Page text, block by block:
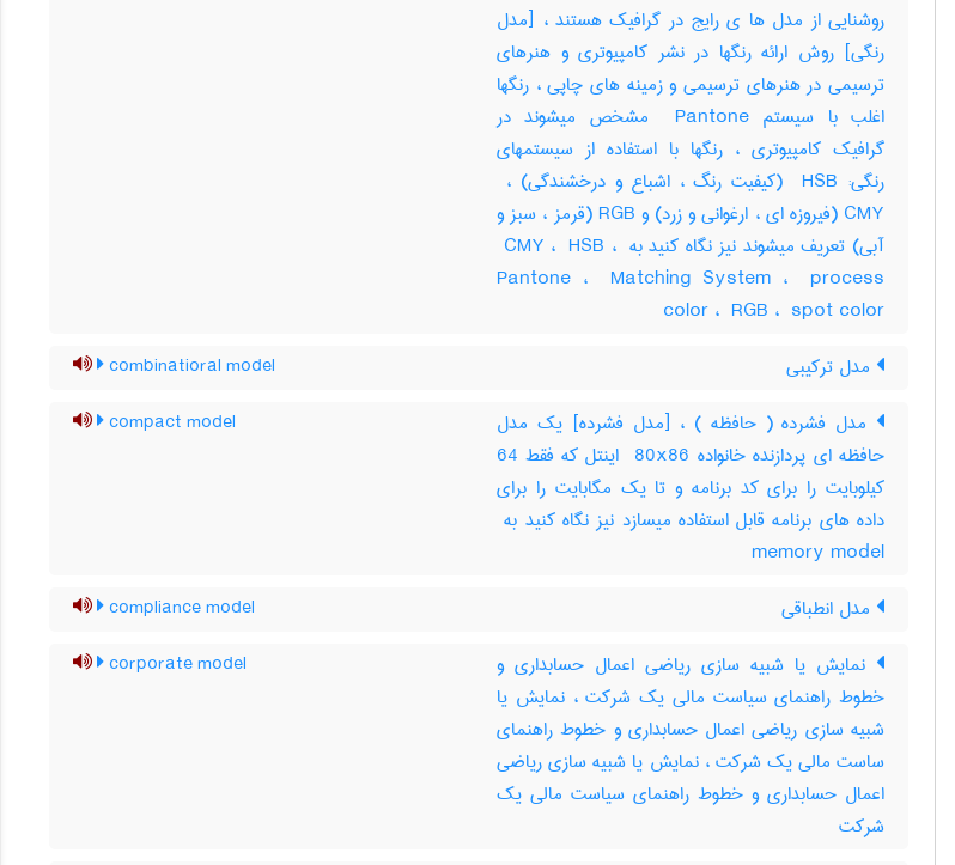
روشنایی از مدل ها ی رایج در گرافیک هستند ، [مدل
رنگی] روش ارائه رنگها در نشر کامپیوتری و هنرهای
ترسیمی در هنرهای ترسیمی و زمینه های چاپی ، رنگها
اغلب با سیستم ‎ Pantone مشخص میشوند در
گرافیک کامپیوتری ، رنگها با استفاده از سیستمهای
CMY (فیروزه ای ، ارغوانی و زرد) و ‎RGB (قرمز ، سبز و
آبی) تعریف میشوند نیز نگاه کنید به ‎ CMY ، ‎ HSB ، ‎
Pantone ، ‎ Matching System ، ‎ process
color ، ‎ RGB ، ‎ spot color
مدل ترکیبی combinatioral model
مدل فشرده ( حافظه ) ، [مدل فشرده] یک مدل
حافظه ای پردازنده خانواده ‎ 80x86 اینتل که فقط ‎64
کیلوبایت را برای کد برنامه و تا یک مگابایت را برای
memory model
compact model
مدل انطباقی compliance model
نمایش یا شبیه سازی ریاضی اعمال حسابداری و
خطوط راهنمای سیاست مالی یک شرکت ، نمایش یا
شبیه سازی ریاضی اعمال حسابداری و خطوط راهنمای
ساست مالی یک شرکت ، نمایش یا شبیه سازی ریاضی
اعمال حسابداری و خطوط راهنمای سیاست مالی یک
شرکت
corporate model